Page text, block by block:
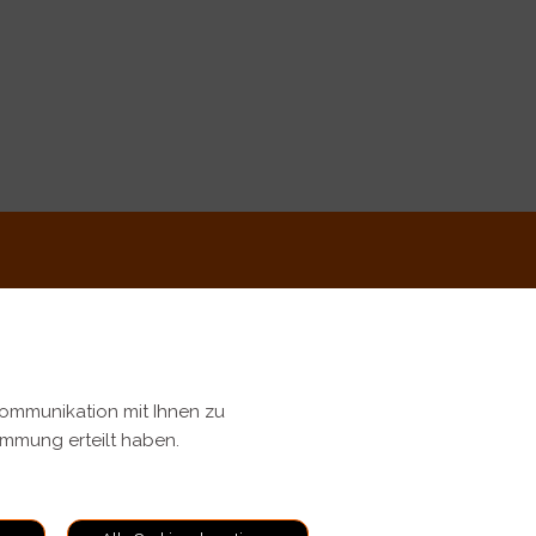
mit Ihnen zu
erteilt haben.